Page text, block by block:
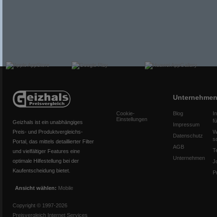
Geizhals ist ein unabhängiges
Preis- und Produktvergleichs-
Portal, das mittels detaillierter Filter
und vielfältiger Features eine
optimale Hilfestellung bei der
Kaufentscheidung bietet.
Ansicht wählen: Mobile
Copyright © 1997-2026
Preisvergleich Internet Services
Cookie-
Einstellungen
Unternehmen
Blog
Impressum
Datenschutz
AGB
Unternehmen